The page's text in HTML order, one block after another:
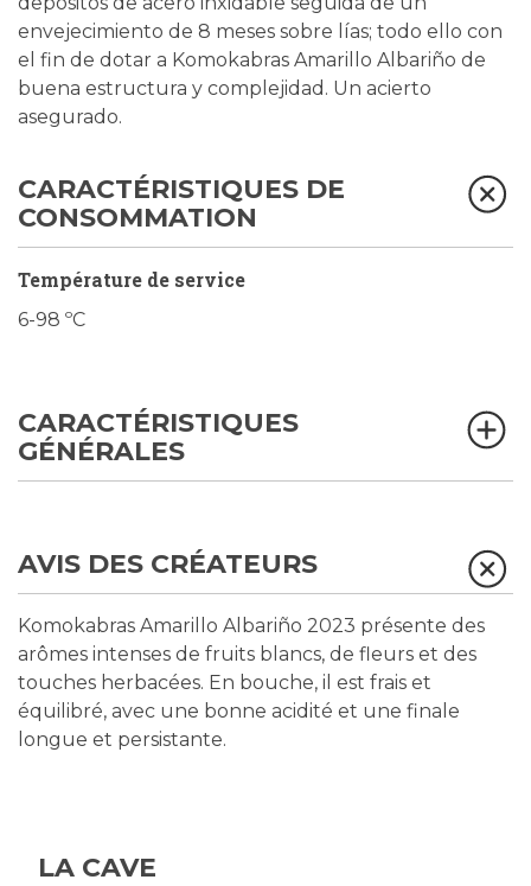
envejecimiento de 8 meses sobre lías; todo ello con
el fin de dotar a Komokabras Amarillo Albariño de
buena estructura y complejidad. Un acierto
asegurado.
CARACTÉRISTIQUES DE
CONSOMMATION
Température de service
6-98 ºC
CARACTÉRISTIQUES
GÉNÉRALES
AVIS DES CRÉATEURS
Komokabras Amarillo Albariño 2023 présente des
arômes intenses de fruits blancs, de fleurs et des
touches herbacées. En bouche, il est frais et
équilibré, avec une bonne acidité et une finale
longue et persistante.
LA CAVE